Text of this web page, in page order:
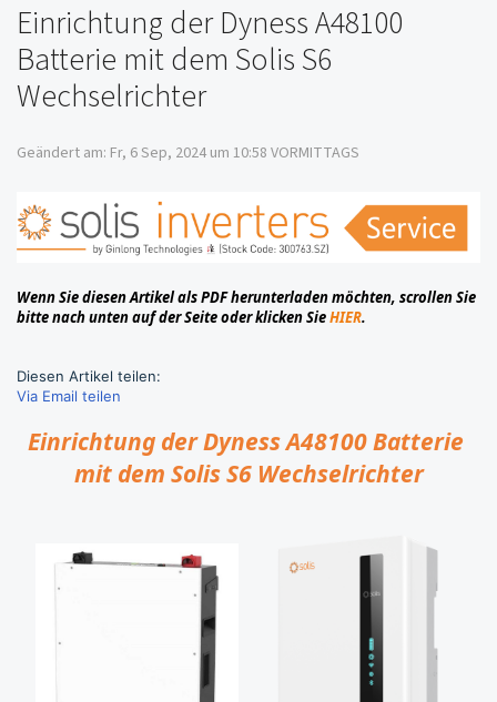
Einrichtung der Dyness A48100
Batterie mit dem Solis S6
Wechselrichter
Geändert am: Fr, 6 Sep, 2024 um 10:58 VORMITTAGS
Wenn Sie diesen Artikel als PDF herunterladen möchten, scrollen Sie
bitte nach unten auf der Seite oder klicken SieHIER.
Diesen Artikel teilen:
Via Email teilen
Einrichtung der Dyness A48100 Batterie
mit dem Solis S6 Wechselrichter